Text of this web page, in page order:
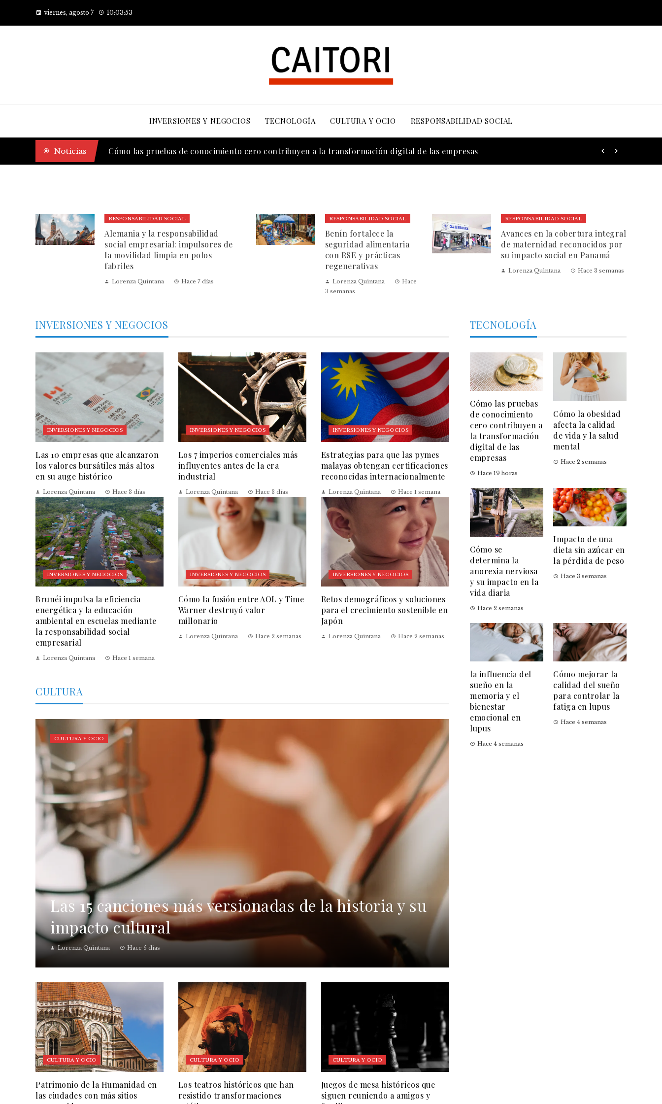
viernes, agosto 7 10:03:54
INVERSIONES Y NEGOCIOS TECNOLOGÍA CULTURA Y OCIO RESPONSABILIDAD SOCIAL
Noticias
Cómo las pruebas de conocimiento cero contribuyen a la transformación digital de las empresas
Las 10 empresas que alcanzaron los valores bursátiles más altos en su auge histórico
RESPONSABILIDAD SOCIAL
Alemania y la responsabilidad
social empresarial: impulsores de
la movilidad limpia en polos
fabriles
Lorenza Quintana Hace 7 días
RESPONSABILIDAD SOCIAL
Benín fortalece la
seguridad alimentaria
con RSE y prácticas
regenerativas
Lorenza Quintana
Hace
3 semanas
RESPONSABILIDAD SOCIAL
Avances en la cobertura integral
de maternidad reconocidos por
su impacto social en Panamá
Lorenza Quintana Hace 3 semanas
INVERSIONES Y NEGOCIOS
INVERSIONES Y NEGOCIOS
Las 10 empresas que alcanzaron
los valores bursátiles más altos
en su auge histórico
Lorenza Quintana Hace 3 días
INVERSIONES Y NEGOCIOS
Los 7 imperios comerciales más
influyentes antes de la era
industrial
Lorenza Quintana Hace 3 días
INVERSIONES Y NEGOCIOS
Estrategias para que las pymes
malayas obtengan certificaciones
reconocidas internacionalmente
Lorenza Quintana Hace 1 semana
INVERSIONES Y NEGOCIOS
Brunéi impulsa la eficiencia
energética y la educación
ambiental en escuelas mediante
la responsabilidad social
empresarial
Lorenza Quintana Hace 1 semana
INVERSIONES Y NEGOCIOS
Cómo la fusión entre AOL y Time
Warner destruyó valor
millonario
Lorenza Quintana Hace 2 semanas
INVERSIONES Y NEGOCIOS
Retos demográficos y soluciones
para el crecimiento sostenible en
Japón
Lorenza Quintana Hace 2 semanas
CULTURA
Las 15 canciones más versionadas de la historia y su
impacto cultural
Lorenza Quintana Hace 5 días
CULTURA Y OCIO
CULTURA Y OCIO
Patrimonio de la Humanidad en
las ciudades con más sitios
CULTURA Y OCIO
Los teatros históricos que han
resistido transformaciones
CULTURA Y OCIO
Juegos de mesa históricos que
siguen reuniendo a amigos y
TECNOLOGÍA
Cómo las pruebas
de conocimiento
cero contribuyen a
la transformación
digital de las
empresas
Hace 19 horas
Cómo la obesidad
afecta la calidad
de vida y la salud
mental
Hace 2 semanas
Cómo se
determina la
anorexia nerviosa
y su impacto en la
vida diaria
Hace 2 semanas
Impacto de una
dieta sin azúcar en
la pérdida de peso
Hace 3 semanas
la influencia del
sueño en la
memoria y el
bienestar
emocional en
lupus
Hace 4 semanas
Cómo mejorar la
calidad del sueño
para controlar la
fatiga en lupus
Hace 4 semanas